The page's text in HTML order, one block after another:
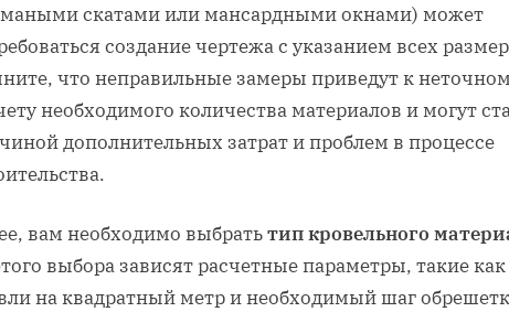
скатами или мансардными окнами) может
создание чертежа с указанием всех
что неправильные замеры приведут к
необходимого количества материалов и могут
дополнительных затрат и проблем в процессе
вам необходимо выбратьтип кровельного
выбора зависят расчетные параметры, такие как
на квадратный метр и необходимый шаг